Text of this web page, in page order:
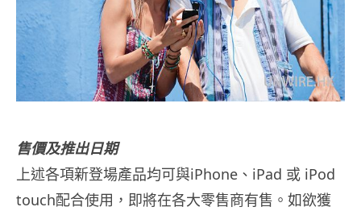
售價及推出日期
上述各項新登場產品均可與iPhone、iPad 或 iPod
touch配合使用，即將在各大零售商有售。如欲獲